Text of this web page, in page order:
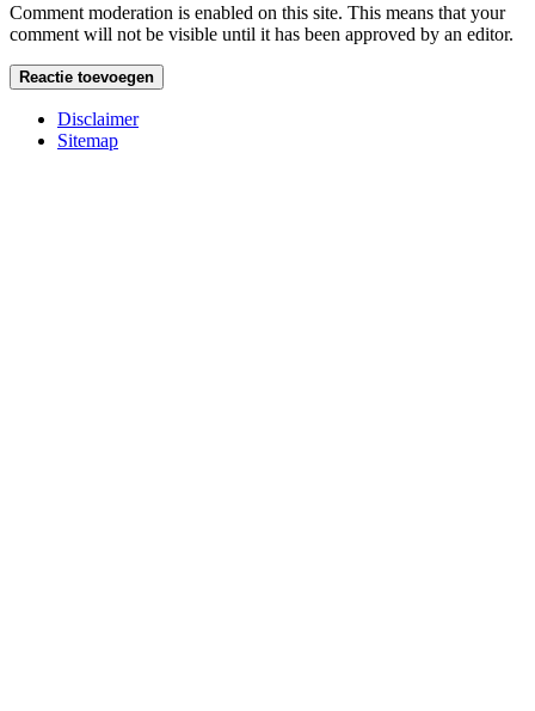
Comment moderation is enabled on this site. This means that your
comment will not be visible until it has been approved by an editor.
Disclaimer
Sitemap